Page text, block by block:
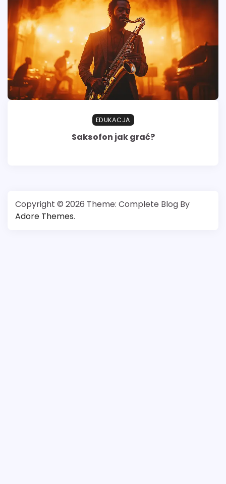
EDUKACJA
Saksofon jak grać?
Copyright © 2026 Theme: Complete Blog By
Adore Themes.